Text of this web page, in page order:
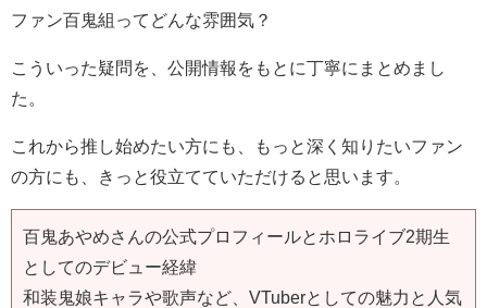
ファン百鬼組ってどんな雰囲気？
こういった疑問を、公開情報をもとに丁寧にまとめまし
た。
これから推し始めたい方にも、もっと深く知りたいファン
の方にも、きっと役立てていただけると思います。
百鬼あやめさんの公式プロフィールとホロライブ2期生
としてのデビュー経緯
和装鬼娘キャラや歌声など、VTuberとしての魅力と人気